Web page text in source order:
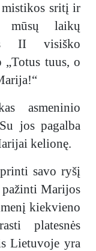
mistikos sritį ir
mūsų laikų
II visiško
tuus, o
asmeninio
jos pagalba
kelionę.
savo ryšį
Marijos
kiekvieno
platesnės
Lietuvoje yra